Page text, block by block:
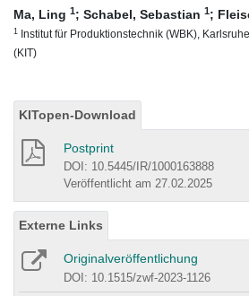
Ma, Ling 1; Schabel, Sebastian 1;
1 Institut für Produktionstechnik (WBK),
(KIT)
KITopen-Download
Postprint
DOI: 10.5445/IR/1000163888
Veröffentlicht am 27.02.2025
Externe Links
Originalveröffentlichung
DOI: 10.1515/zwf-2023-1126